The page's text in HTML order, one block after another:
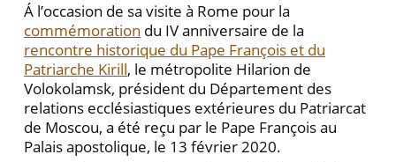
Á l’occasion de sa visite à Rome pour la
commémoration du IV anniversaire de la
rencontre historique du Pape François et du
Patriarche Kirill, le métropolite Hilarion de
Volokolamsk, président du Département des
relations ecclésiastiques extérieures du Patriarcat
de Moscou, a été reçu par le Pape François au
Palais apostolique, le 13 février 2020.